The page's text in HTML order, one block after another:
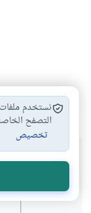
الخطباء والدعاة
هل
نستخدم
التصفح
تخصيص